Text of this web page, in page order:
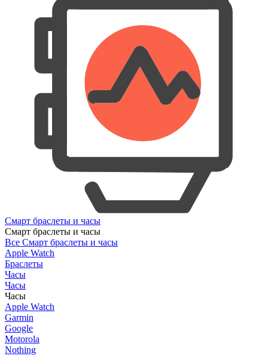
Смарт браслеты и часы
Смарт браслеты и часы
Все Смарт браслеты и часы
Apple Watch
Браслеты
Часы
Часы
Часы
Apple Watch
Garmin
Google
Motorola
Nothing